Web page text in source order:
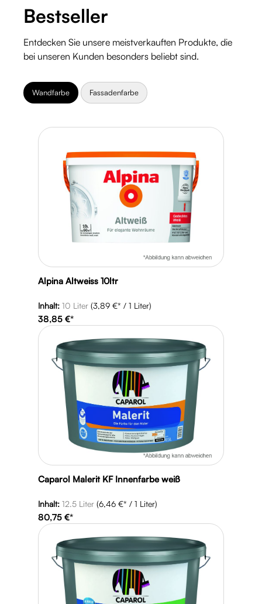
Bestseller
Entdecken Sie unsere meistverkauften Produkte, die
bei unseren Kunden besonders beliebt sind.
Wandfarbe Fassadenfarbe
Produktgalerie überspringen
Alpina Altweiss 10ltr
Inhalt: 10 Liter (3,89 €* / 1 Liter)
38,85 €*
Caparol Malerit KF Innenfarbe weiß
Inhalt: 12.5 Liter (6,46 €* / 1 Liter)
80,75 €*